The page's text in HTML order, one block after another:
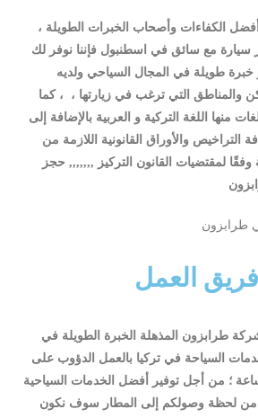
الكفاءات وأصحاب الخبرات الطويلة ،
سيارة مع سائق في اسطنبول فإننا نوفر لك
طويلة في المجال السياحي ولديه
والمناطق التي ترغب في زيارتها ، ، كما
منها اللغة التركية و العربية بالإضافة إلى
التراخيص والأوراق القانونية اللازمة من
لمقتضيات القانون التركيز ,,,,,,, حجز
طرابزون
فريق العمل
طرابزون المذهلة الخبرة الطويلة في
السياحة في تركيا بالعمل الدؤوب على
الساعة طوال 24 ساعة ؛ من أجل توفير أفضل الخدمات السياحية
،من لحظة وصولكم إلى المطار سوف نكون